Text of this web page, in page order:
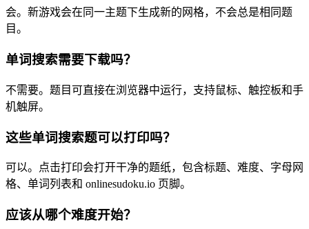
会。新游戏会在同一主题下生成新的网格，不会总是相同题
目。
单词搜索需要下载吗？
不需要。题目可直接在浏览器中运行，支持鼠标、触控板和手
机触屏。
这些单词搜索题可以打印吗？
可以。点击打印会打开干净的题纸，包含标题、难度、字母网
格、单词列表和 onlinesudoku.io 页脚。
应该从哪个难度开始？